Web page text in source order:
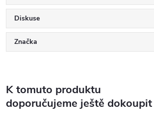
Diskuse
Značka
K tomuto produktu
doporučujeme ještě dokoupit